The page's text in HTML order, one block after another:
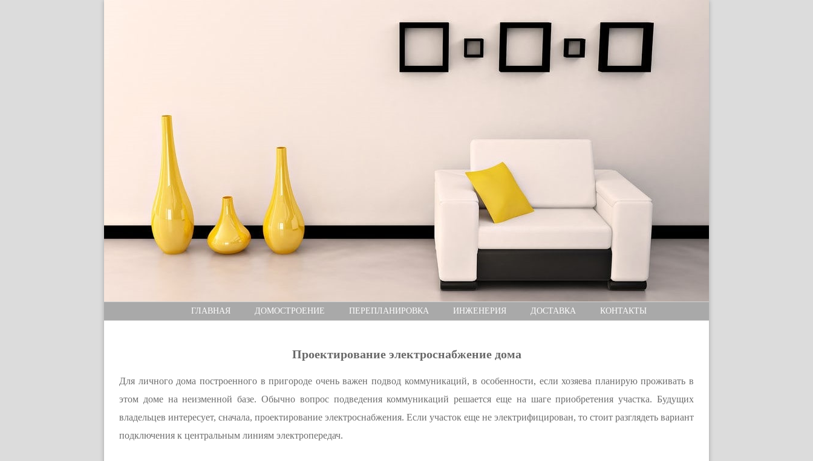
ГЛАВНАЯ ДОМОСТРОЕНИЕ ПЕРЕПЛАНИРОВКА ИНЖЕНЕРИЯ ДОСТАВКА КОНТАКТЫ
Проектирование электроснабжение дома
Для личного дома построенного в пригороде очень важен подвод коммуникаций, в особенности, если хозяева планирую проживать в
этом доме на неизменной базе. Обычно вопрос подведения коммуникаций решается еще на шаге приобретения участка. Будущих
владельцев интересует, сначала, проектирование электроснабжения. Если участок еще не электрифицирован, то стоит разглядеть вариант
подключения к центральным линиям электропередач.